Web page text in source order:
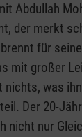
Abdullah
der merkt
für
mit großer
was
Der 20-
nicht nur